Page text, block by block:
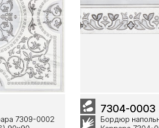
7309-0002
7304-0003
Бордюр